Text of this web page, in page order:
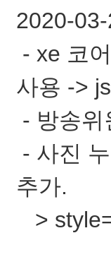
2020-
- xe 코
사용 ->
- 방송위
- 사진
추가.
>